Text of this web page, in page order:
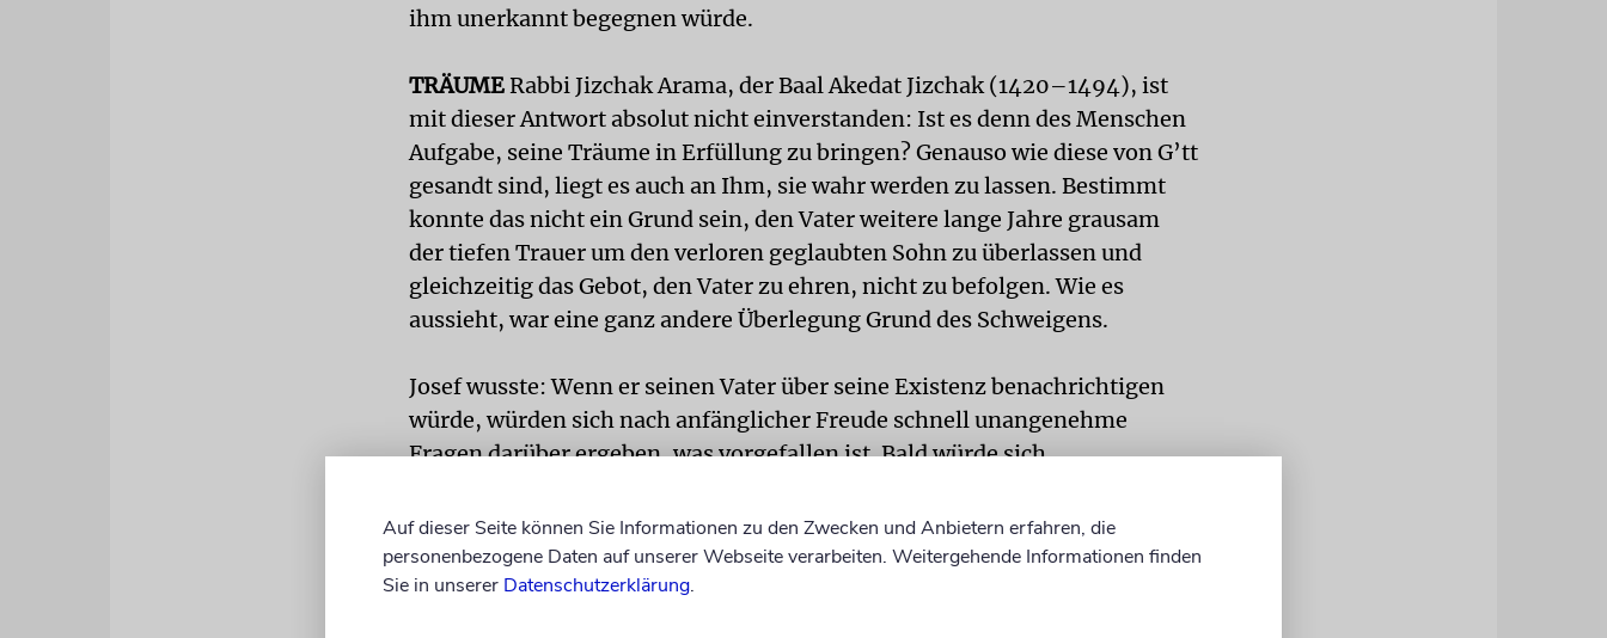
ihm unerkannt begegnen würde.
TRÄUME Rabbi Jizchak Arama, der Baal Akedat Jizchak (1420–1494), ist
mit dieser Antwort absolut nicht einverstanden: Ist es denn des Menschen
Aufgabe, seine Träume in Erfüllung zu bringen? Genauso wie diese von G’tt
gesandt sind, liegt es auch an Ihm, sie wahr werden zu lassen. Bestimmt
konnte das nicht ein Grund sein, den Vater weitere lange Jahre grausam
der tiefen Trauer um den verloren geglaubten Sohn zu überlassen und
gleichzeitig das Gebot, den Vater zu ehren, nicht zu befolgen. Wie es
aussieht, war eine ganz andere Überlegung Grund des Schweigens.
Josef wusste: Wenn er seinen Vater über seine Existenz benachrichtigen
würde, würden sich nach anfänglicher Freude schnell unangenehme
Fragen darüber ergeben, was vorgefallen ist. Bald würde sich
diese Wahrheit ans Licht käme, würden sie nicht mehr mit ihrem Vater
unter einem Dach leben können! Auch wenn Jakow imstande wäre, ihnen
zu verzeihen, und sie nicht im Zorn davonjagte, könnten sie dennoch
Auf dieser Seite können Sie Informationen zu den Zwecken und Anbietern erfahren, die
personenbezogene Daten auf unserer Webseite verarbeiten. Weitergehende Informationen finden
Sie in unserer Datenschutzerklärung.